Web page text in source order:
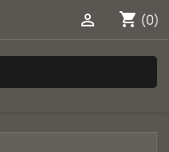
shopping_cart (0)
